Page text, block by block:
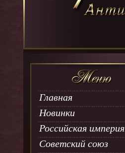
Главная
Новинки
Российская империя
Советский союз